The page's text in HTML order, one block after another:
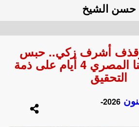
حسن الشيخ
أشرف زكي.. حبس
الممثلة ياسمينا المصري 4 أيام على ذمة
التحقيق
2026-